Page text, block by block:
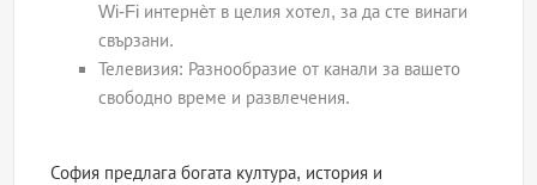
Wi-Fi интернѐт в целия хотел, за да сте винаги
свързани.
Телевизия: Разнообразие от канали за вашето
свободно време и развлечения.
София предлага богата култура, история и